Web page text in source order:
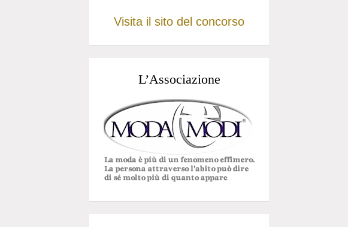
Visita il sito del concorso
L’Associazione